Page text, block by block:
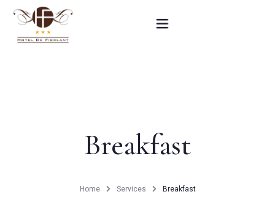
Practical informations
Breakfast
Home Services Breakfast